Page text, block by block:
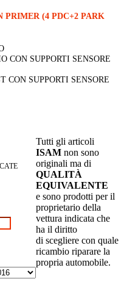
PRIMER (4 PDC+2 PARK
CON SUPPORTI SENSORE
CON SUPPORTI SENSORE
Tutti gli articoli
ISAM non sono
originali ma di
QUALITÀ
EQUIVALENTE
e sono prodotti per il
proprietario della
vettura indicata che
ha il diritto
di scegliere con quale
ricambio riparare la
propria automobile.